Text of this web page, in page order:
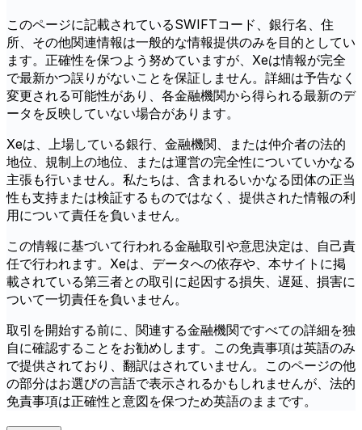
このページに記載されているSWIFTコード、銀行名、住
所、その他関連情報は一般的な情報提供のみを目的としてい
ます。正確性を保つよう努めていますが、Xeは情報が完全
で最新かつ誤りがないことを保証しません。詳細は予告なく
変更される可能性があり、各金融機関から得られる最新のデ
ータを反映していない場合があります。
Xeは、上場している銀行、金融機関、または仲介者の法的
地位、規制上の地位、または運営の完全性についていかなる
主張も行いません。私たちは、含まれるいかなる団体の正当
性も支持または検証するものではなく、提供された情報の利
用について責任を負いません。
この情報に基づいて行われる金融取引や意思決定は、自己責
任で行われます。Xeは、データへの依存や、本サイトに掲
載されている第三者との取引に起因する損失、遅延、損害に
ついて一切責任を負いません。
取引を開始する前に、関連する金融機関ですべての詳細を独
自に確認することをお勧めします。この免責事項は英語のみ
で提供されており、翻訳はされていません。このページの他
の部分はお選びの言語で表示されるかもしれませんが、法的
免責事項は正確性と意図を保つため英語のままです。